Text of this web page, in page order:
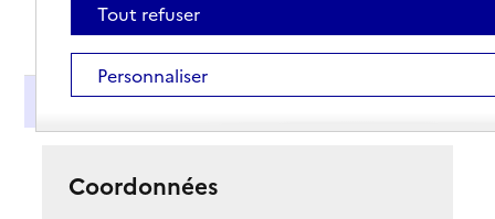
Présentation
Coordonnées
Tout refuser
Personnaliser